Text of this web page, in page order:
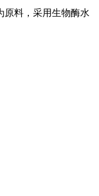
原料，采用生物酶水